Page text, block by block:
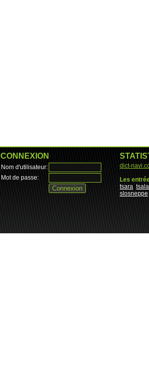
CONNEXION
Nom d'utilisateur:
Mot de passe:
dict-
Les
tsara tsala
slosneppe